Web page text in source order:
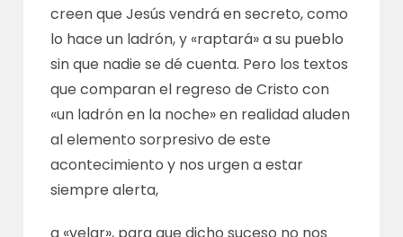
creen que Jesús vendrá en secreto, como
lo hace un ladrón, y «raptará» a su pueblo
sin que nadie se dé cuenta. Pero los textos
que comparan el regreso de Cristo con
«un ladrón en la noche» en realidad aluden
al elemento sorpresivo de este
acontecimiento y nos urgen a estar
siempre alerta,
a «velar», para que dicho suceso no nos